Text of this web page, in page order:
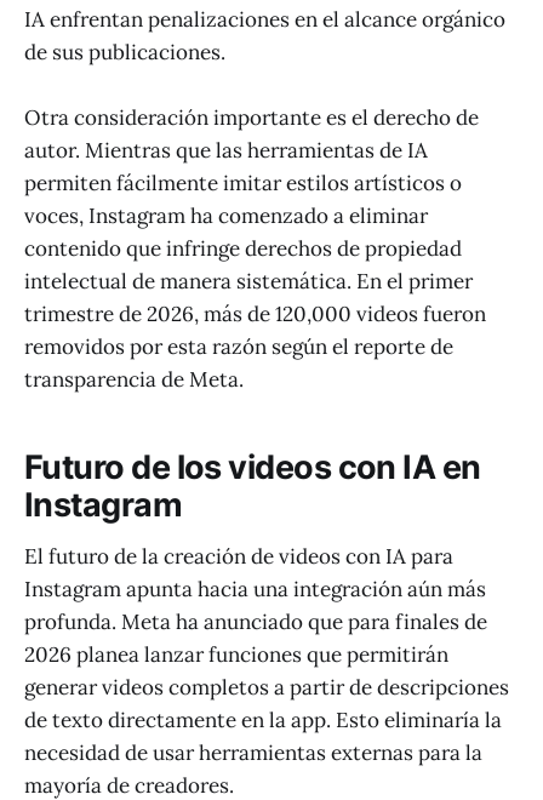
IA enfrentan penalizaciones en el alcance orgánico
de sus publicaciones.
Otra consideración importante es el derecho de
autor. Mientras que las herramientas de IA
permiten fácilmente imitar estilos artísticos o
voces, Instagram ha comenzado a eliminar
contenido que infringe derechos de propiedad
intelectual de manera sistemática. En el primer
trimestre de 2026, más de 120,000 videos fueron
removidos por esta razón según el reporte de
transparencia de Meta.
Futuro de los videos con IA en
Instagram
El futuro de la creación de videos con IA para
Instagram apunta hacia una integración aún más
profunda. Meta ha anunciado que para finales de
2026 planea lanzar funciones que permitirán
generar videos completos a partir de descripciones
de texto directamente en la app. Esto eliminaría la
necesidad de usar herramientas externas para la
mayoría de creadores.